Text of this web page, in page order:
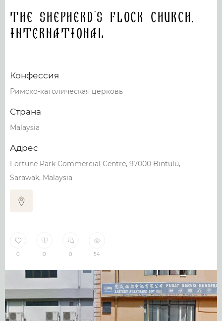
The Shepherd's Flock Church,
International
Конфессия
Римско-католическая церковь
Страна
Malaysia
Адрес
Fortune Park Commercial Centre, 97000 Bintulu,
Sarawak, Malaysia
0 0 0 54